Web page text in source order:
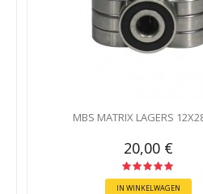
MBS MATRIX LAGERS
20,00 €
IN WINKELWAGEN